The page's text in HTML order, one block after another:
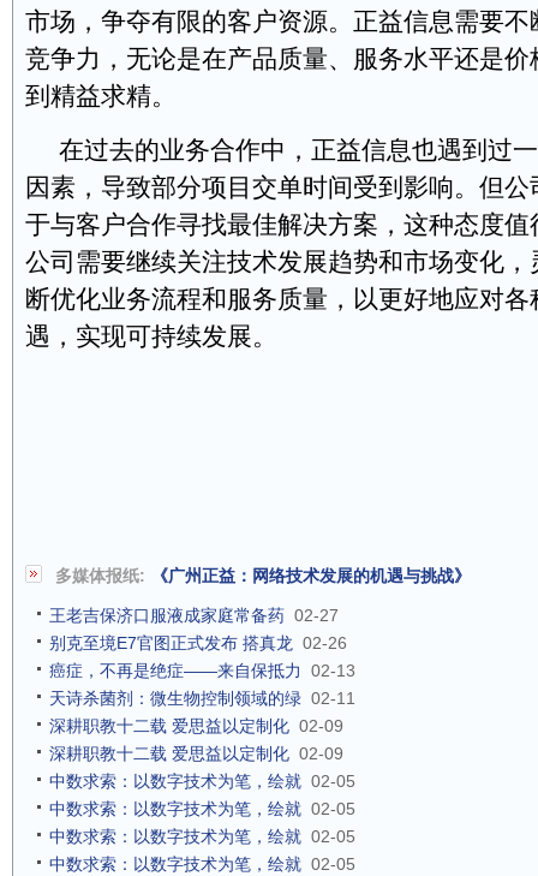
市场，争夺有限的客户资源。正益信息需要
竞争力，无论是在产品质量、服务水平还是
到精益求精。
在过去的业务合作中，正益信息也遇到过
因素，导致部分项目交单时间受到影响。但
于与客户合作寻找最佳解决方案，这种态度
公司需要继续关注技术发展趋势和市场变化
断优化业务流程和服务质量，以更好地应对
遇，实现可持续发展。
多媒体报纸: 《广州正益：网络技术发展的机遇与挑战》
王老吉保济口服液成家庭常备药 02-27
别克至境E7官图正式发布 搭真龙 02-26
癌症，不再是绝症——来自保抵力
02-13
天诗杀菌剂：微生物控制领域的绿 02-11
深耕职教十二载 爱思益以定制化 02-09
深耕职教十二载 爱思益以定制化 02-09
中数求索：以数字技术为笔，绘就 02-05
中数求索：以数字技术为笔，绘就 02-05
中数求索：以数字技术为笔，绘就 02-05
中数求索：以数字技术为笔，绘就 02-05